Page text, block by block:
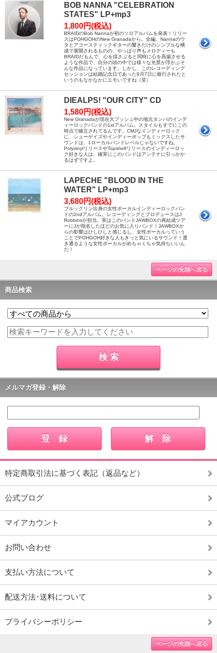
BOB NANNA "CELEBRATION
STATES" LP+mp3
1,800円(税込)
BRAIDのBob Nannaが初のソロアルバムを発表！リリー
スはPOHGOHのNew Granadaから。全編、Nannaのウ
タとアコースティックギターの響きだけのシンプルな構
成で展開されるものの、やっぱり声もメロディーも
BRAIDだもんで、心を揺さぶると同時に心を高揚させる
ような作品で、自分の頭の中では様々な光景が浮かぶそ
んな作品になっています。しかし、このレコーディング
セッションは結婚記念日であった9月7日に敢行されたと
いうのもなかなかにエモいですね（笑）
DIEALPS! "OUR CITY" CD
1,580円(税込)
New Granadaが現在大プッシュ中の地元タンパのインデ
ィーロックバンドの1stアルバム。スタイルもすでにこの
時点で確立されてるんです。CMJなインディーロック
に、シューゲイズやインディーポップもミックスしたサ
ウンドは、1ローカルバンドレベルじゃないですね。
PolyvinylリリースやTopshelfリリースのインディーロッ
ク好きな人は、確実にこのバンドはアンテナに引っかか
るはずですよ。
LAPECHE "BLOOD IN THE
WATER" LP+mp3
3,680円(税込)
ブルックリン出身の女性ボーカルインディーロックバン
ドの2ndアルバム。レコーディングとプロデュースはJ
Robbinsが担当。実はこのバンドJAWBOXの再結成ツア
ーにJが指名したほどのお気に入りバンド！JAWBOXか
らの影響はひしひしと感じるし、女性ボーカルっていう
ことでPOHGOH好きな人もきっと気にいるサウンド！透
き通るような女性ボーカルがめちゃくちゃ気持ちいいん
だ！
ページの先頭へ戻る
商品検索
メルマガ登録・解除
特定商取引法に基づく表記（返品など）
公式ブログ
マイアカウント
お問い合わせ
支払い方法について
配送方法･送料について
プライバシーポリシー
ページの先頭へ戻る